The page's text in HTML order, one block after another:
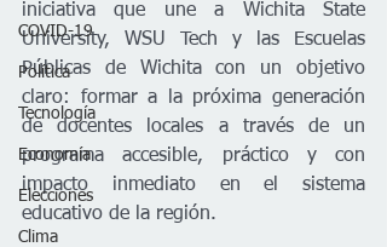
COVID-19
Política
Tecnología
Economía
Elecciones
Clima
iniciativa que une a Wichita State
University, WSU Tech y las Escuelas
Públicas de Wichita con un objetivo
claro: formar a la próxima generación
de docentes locales a través de un
programa accesible, práctico y con
impacto inmediato en el sistema
educativo de la región.